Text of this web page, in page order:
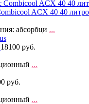
ACX 40 40
абсорбци ...
18100 руб.
...
руб.
...